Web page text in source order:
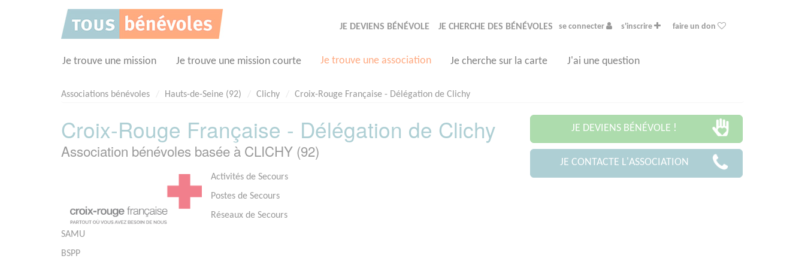
JE DEVIENS BÉNÉVOLE JE CHERCHE DES BÉNÉVOLES se connecter s'inscrire faire un don
Je trouve une mission Je trouve une mission courte Je trouve une association Je cherche sur la carte J'ai une question
Associations bénévoles Hauts-de-Seine (92) Clichy Croix-Rouge Française - Délégation de Clichy
Croix-Rouge Française - Délégation de Clichy
Association bénévoles basée à CLICHY (92)
Activités de Secours
Postes de Secours
Réseaux de Secours
SAMU
BSPP
JE DEVIENS BÉNÉVOLE !
JE CONTACTE L'ASSOCIATION